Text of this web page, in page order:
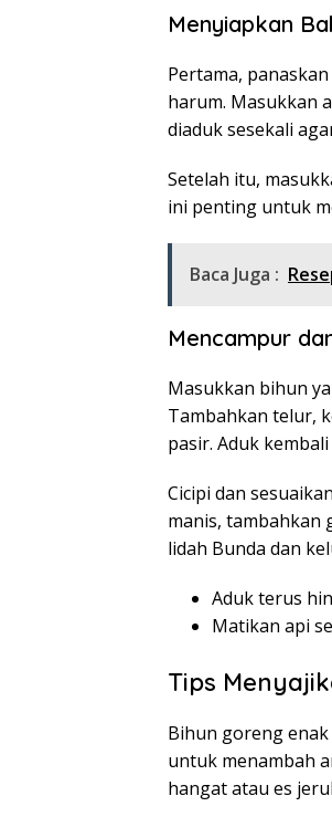
Menyiapkan
Pertama,
harum. Masukkan
diaduk sesekali
Setelah itu,
ini penting untuk
Baca Juga :
Mencampur
Masukkan bihun
Tambahkan telur,
pasir. Aduk
Cicipi dan
manis, tambahkan
lidah Bunda dan
Aduk terus
Matikan api
Tips
Bihun goreng
untuk menambah
hangat atau es